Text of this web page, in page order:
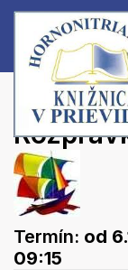
Hlavná stránka
Termín: od
09:15